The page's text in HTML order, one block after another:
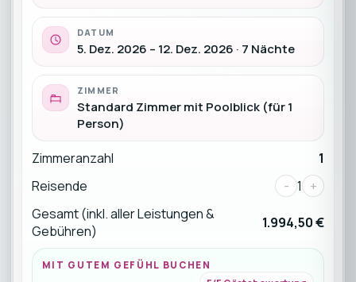
DATUM
5. Dez. 2026 – 12. Dez. 2026 · 7 Nächte
ZIMMER
Standard Zimmer mit Poolblick (für 1
Person)
Zimmeranzahl
1
Reisende
- 1 +
Gesamt (inkl. aller Leistungen &
Gebühren)
1.994,50 €
MIT GUTEM GEFÜHL BUCHEN